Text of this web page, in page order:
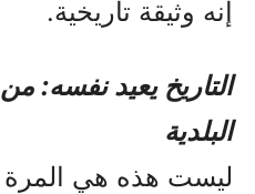
إنه وثيقة تاريخية.
التاريخ يعيد نفسه:
البلدية
ليست هذه هي المرة